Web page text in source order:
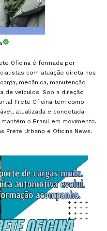
Oficina é formada por
com atuação direta nos
mecânica, manutenção
de veículos. Sob a direção
Frete Oficina tem como
atualizada e conectada
o Brasil em movimento.
Frete Urbano e Oficina News.